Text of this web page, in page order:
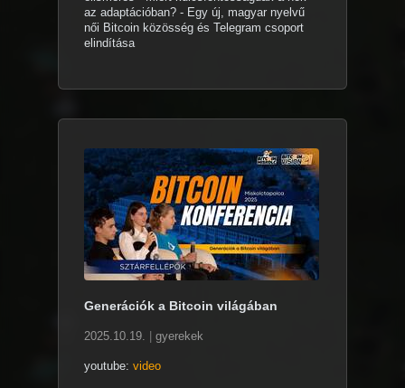
az adaptációban? - Egy új, magyar nyelvű
női Bitcoin közösség és Telegram csoport
elindítása
Generációk a Bitcoin világában
2025.10.19. gyerekek
youtube: video